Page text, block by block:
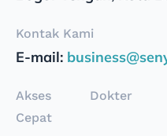
Kontak Kami
E-mail:
Akses
Cepat
Dokter